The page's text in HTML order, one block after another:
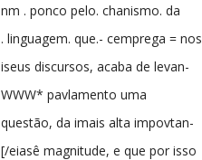
nm . ponco pelo. chanismo. da
. linguagem. que.- cemprega = nos
iseus discursos, acaba de levan-
WWW* pavlamento uma
questão, da imais alta impovtan-
[/eiasê magnitude, e que por isso